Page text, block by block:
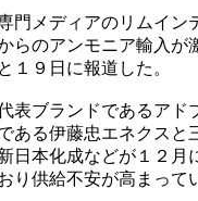
門メディアのリムイン
らのアンモニア輸入が
１９日に報道した。
表ブランドであるアド
ある伊藤忠エネクスと
日本化成などが１２月
り供給不安が高まって